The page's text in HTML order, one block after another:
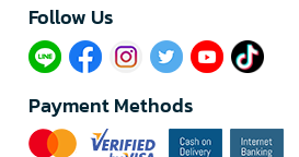
Follow Us​
Payment Methods